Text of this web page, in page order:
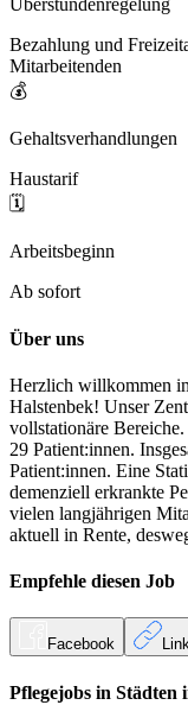
Überstundenregelung
Bezahlung und
Mitarbeitenden
💰
Gehaltsverhandlungen
Haustarif
🗓️
Arbeitsbeginn
Ab sofort
Über uns
Herzlich willkommen
Halstenbek! Unser
vollstationäre
29 Patient:innen.
Patient:innen. Eine
demenziell erkrankte
vielen langjährigen
aktuell in Rente,
Empfehle diesen Job
Facebook
Pflegejobs in Städten